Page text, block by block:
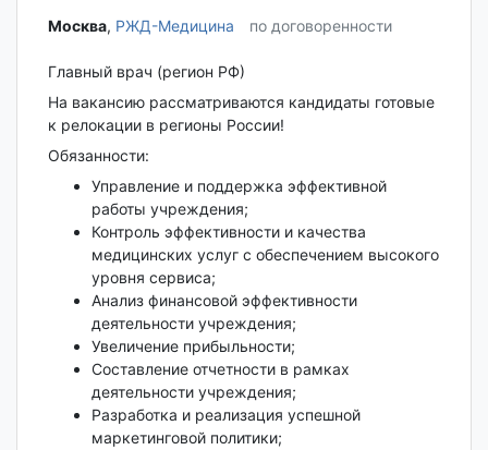
Москва‎, РЖД-Медицина по договоренности
Главный врач (регион РФ)
На вакансию рассматриваются кандидаты готовые
к релокации в регионы России!
Обязанности:
Управление и поддержка эффективной
работы учреждения;
Контроль эффективности и качества
медицинских услуг с обеспечением высокого
уровня сервиса;
Анализ финансовой эффективности
деятельности учреждения;
Увеличение прибыльности;
Составление отчетности в рамках
деятельности учреждения;
Разработка и реализация успешной
маркетинговой политики;